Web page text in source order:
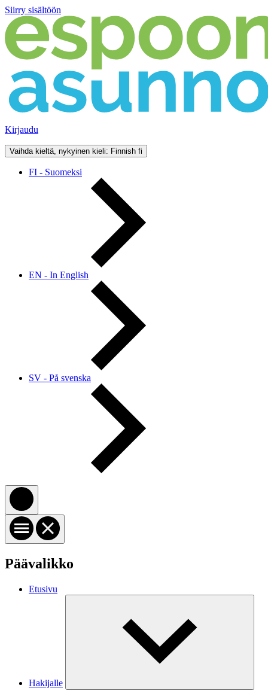
Siirry sisältöön
Kirjaudu
Vaihda kieltä, nykyinen kieli: Finnish fi
FI - Suomeksi
EN - In English
SV - På svenska
Päävalikko
Etusivu
Hakijalle